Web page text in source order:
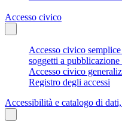
Accesso civico
Accesso civico
soggetti a
Accesso civico
Registro degli accessi
Accessibilità e catalogo di